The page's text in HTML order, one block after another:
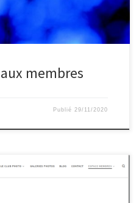
membres
Publié29/11/2020